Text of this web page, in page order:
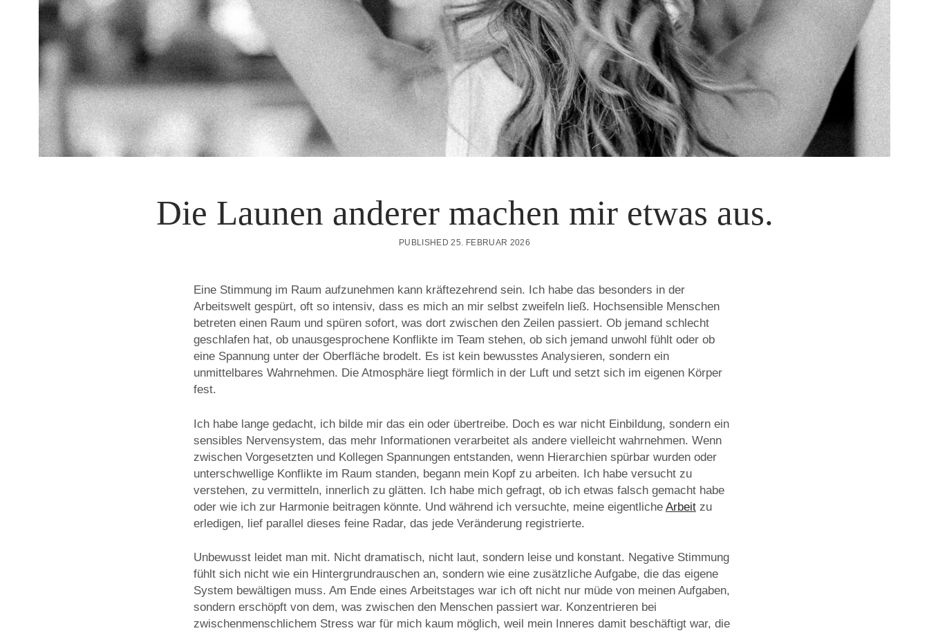
Die Launen anderer machen mir etwas aus.
PUBLISHED 25. FEBRUAR 2026
Eine Stimmung im Raum aufzunehmen kann kräftezehrend sein. Ich habe das besonders in der
Arbeitswelt gespürt, oft so intensiv, dass es mich an mir selbst zweifeln ließ. Hochsensible Menschen
betreten einen Raum und spüren sofort, was dort zwischen den Zeilen passiert. Ob jemand schlecht
geschlafen hat, ob unausgesprochene Konflikte im Team stehen, ob sich jemand unwohl fühlt oder ob
eine Spannung unter der Oberfläche brodelt. Es ist kein bewusstes Analysieren, sondern ein
unmittelbares Wahrnehmen. Die Atmosphäre liegt förmlich in der Luft und setzt sich im eigenen Körper
fest.
Ich habe lange gedacht, ich bilde mir das ein oder übertreibe. Doch es war nicht Einbildung, sondern ein
sensibles Nervensystem, das mehr Informationen verarbeitet als andere vielleicht wahrnehmen. Wenn
zwischen Vorgesetzten und Kollegen Spannungen entstanden, wenn Hierarchien spürbar wurden oder
unterschwellige Konflikte im Raum standen, begann mein Kopf zu arbeiten. Ich habe versucht zu
verstehen, zu vermitteln, innerlich zu glätten. Ich habe mich gefragt, ob ich etwas falsch gemacht habe
oder wie ich zur Harmonie beitragen könnte. Und während ich versuchte, meine eigentliche Arbeitzu
erledigen, lief parallel dieses feine Radar, das jede Veränderung registrierte.
Unbewusst leidet man mit. Nicht dramatisch, nicht laut, sondern leise und konstant. Negative Stimmung
fühlt sich nicht wie ein Hintergrundrauschen an, sondern wie eine zusätzliche Aufgabe, die das eigene
System bewältigen muss. Am Ende eines Arbeitstages war ich oft nicht nur müde von meinen Aufgaben,
sondern erschöpft von dem, was zwischen den Menschen passiert war. Konzentrieren bei
zwischenmenschlichem Stress war für mich kaum möglich, weil mein Inneres damit beschäftigt war, die